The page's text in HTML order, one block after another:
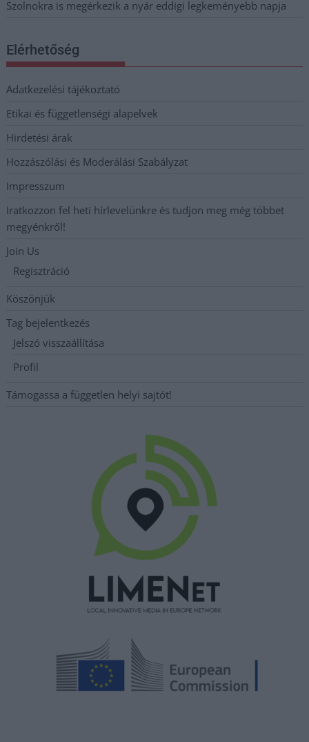
Szolnokra is megérkezik a nyár eddigi legkeményebb napja
Elérhetőség
Adatkezelési tájékoztató
Etikai és függetlenségi alapelvek
Hirdetési árak
Hozzászólási és Moderálási Szabályzat
Impresszum
Iratkozzon fel heti hírlevelünkre és tudjon meg még többet
megyénkről!
Join Us
Regisztráció
Köszönjük
Tag bejelentkezés
Jelszó visszaállítása
Profil
Támogassa a független helyi sajtót!